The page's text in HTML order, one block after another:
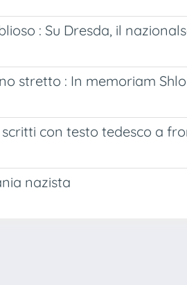
: Su Dresda, il
stretto : In memoriam
con testo tedesco a
nazista